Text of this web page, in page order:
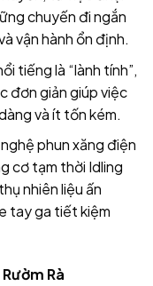
chuyến đi ngắn
vận hành ổn định.
tiếng là “lành tính”,
đơn giản giúp việc
và ít tốn kém.
phun xăng điện
cơ tạm thời Idling
nhiên liệu ấn
tay ga tiết kiệm
Rà